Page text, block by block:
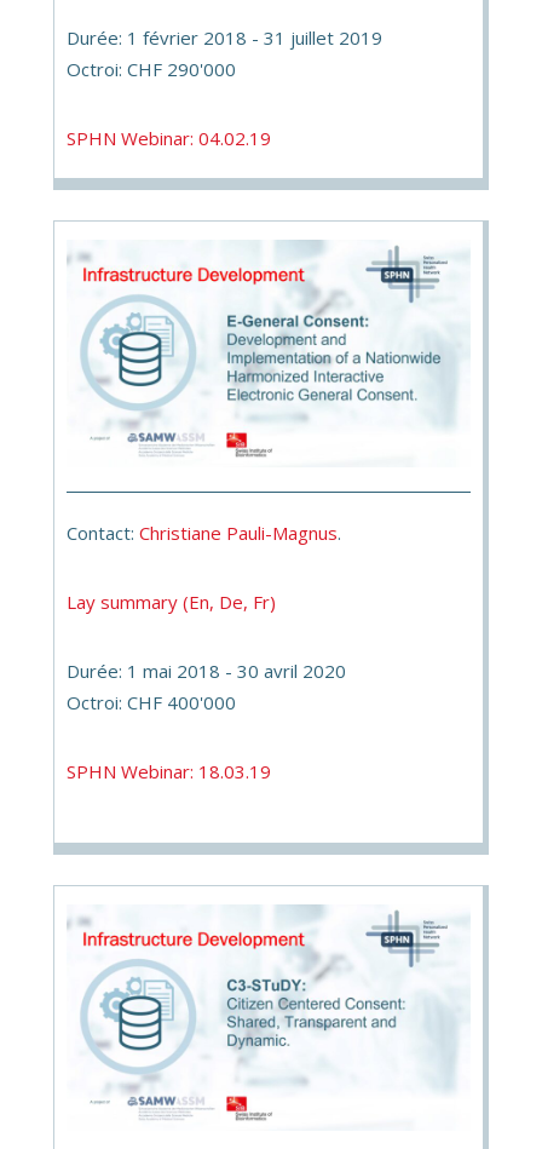
Durée: 1 février 2018 - 31 juillet 2019
Octroi: CHF 290'000
SPHN Webinar: 04.02.19
Contact: Christiane Pauli-Magnus.
Lay summary (En, De, Fr)
Durée: 1 mai 2018 - 30 avril 2020
Octroi: CHF 400'000
SPHN Webinar: 18.03.19